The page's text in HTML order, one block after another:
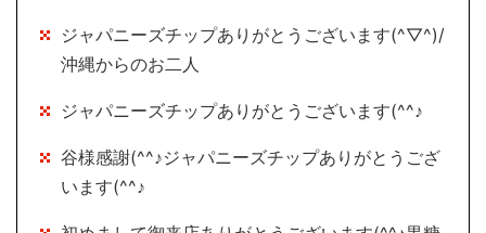
ジャパニーズチップありがとうございます(^▽^)/
沖縄からのお二人
ジャパニーズチップありがとうございます(^^♪
谷様感謝(^^♪ジャパニーズチップありがとうござ
います(^^♪